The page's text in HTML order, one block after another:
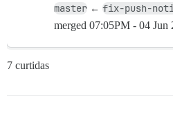
master ← fix-push-
merged 07:05PM - 04 Jun
7 curtidas